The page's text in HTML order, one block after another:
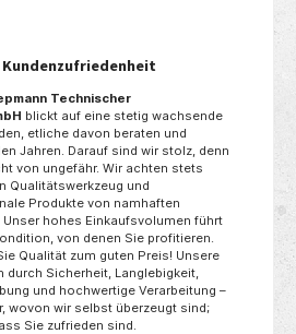
Technischer
blickt auf eine stetig wachsende
etliche davon beraten und
Jahren. Darauf sind wir stolz, denn
von ungefähr. Wir achten stets
Qualitätswerkzeug und
Produkte von namhaften
hohes Einkaufsvolumen führt
von denen Sie profitieren.
Qualität zum guten Preis! Unsere
durch Sicherheit, Langlebigkeit,
und hochwertige Verarbeitung –
wovon wir selbst überzeugt sind;
Sie zufrieden sind.